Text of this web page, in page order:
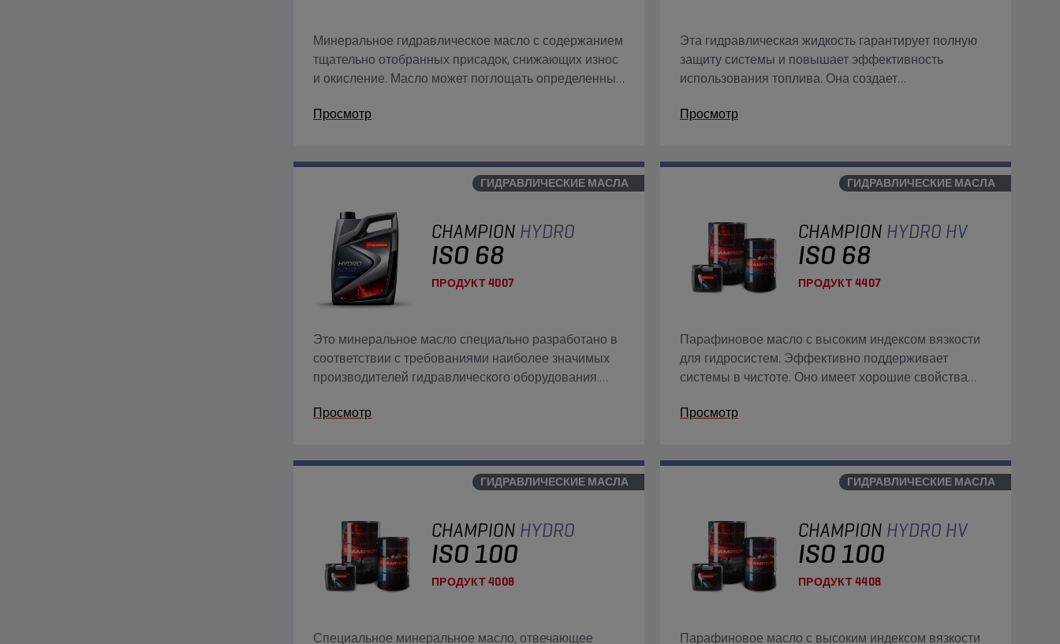
Минеральное гидравлическое масло с содержанием
тщательно отобранных присадок, снижающих износ
и окисление. Масло может поглощать определенные
характеристиками вязкости/температуры.
Просмотр
Эта гидравлическая жидкость гарантирует полную
защиту системы и повышает эффективность
использования топлива. Она создает
обеспечивающую дополнительную стойкость к
Просмотр
ГИДРАВЛИЧЕСКИЕ МАСЛА
CHAMPION HYDRO
ISO 68
ПРОДУКТ4007
Это минеральное масло специально разработано в
соответствии с требованиями наиболее значимых
производителей гидравлического оборудования.
и пенообразования.
Просмотр
ГИДРАВЛИЧЕСКИЕ МАСЛА
CHAMPION HYDRO HV
ISO 68
ПРОДУКТ4407
Парафиновое масло с высоким индексом вязкости
для гидросистем. Эффективно поддерживает
системы в чистоте. Оно имеет хорошие свойства
смешивается с водой.
Просмотр
ГИДРАВЛИЧЕСКИЕ МАСЛА
CHAMPION HYDRO
ISO 100
ПРОДУКТ4008
Специальное минеральное масло, отвечающее
ГИДРАВЛИЧЕСКИЕ МАСЛА
CHAMPION HYDRO HV
ISO 100
ПРОДУКТ4408
Парафиновое масло с высоким индексом вязкости